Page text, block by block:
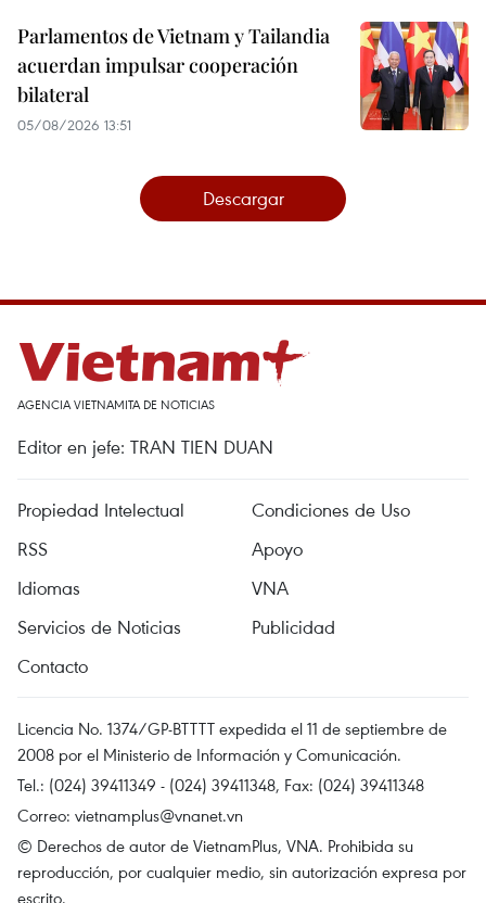
Parlamentos de Vietnam y Tailandia
acuerdan impulsar cooperación
bilateral
05/08/2026 13:51
Descargar
AGENCIA VIETNAMITA DE NOTICIAS
Editor en jefe: TRAN TIEN DUAN
Propiedad Intelectual
Condiciones de Uso
RSS
Apoyo
Idiomas
VNA
Servicios de Noticias
Publicidad
Contacto
Licencia No. 1374/GP-BTTTT expedida el 11 de septiembre de
2008 por el Ministerio de Información y Comunicación.
Tel.: (024) 39411349 - (024) 39411348, Fax: (024) 39411348
Correo: vietnamplus@vnanet.vn
© Derechos de autor de VietnamPlus, VNA. Prohibida su
reproducción, por cualquier medio, sin autorización expresa por
escrito.